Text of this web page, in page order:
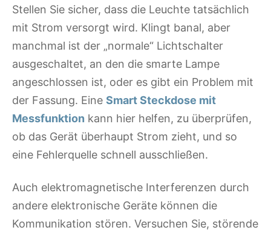
Stellen Sie sicher, dass die Leuchte tatsächlich
mit Strom versorgt wird. Klingt banal, aber
manchmal ist der „normale“ Lichtschalter
ausgeschaltet, an den die smarte Lampe
angeschlossen ist, oder es gibt ein Problem mit
der Fassung. Eine Smart Steckdose mit
Messfunktion kann hier helfen, zu überprüfen,
ob das Gerät überhaupt Strom zieht, und so
eine Fehlerquelle schnell ausschließen.
Auch elektromagnetische Interferenzen durch
andere elektronische Geräte können die
Kommunikation stören. Versuchen Sie, störende